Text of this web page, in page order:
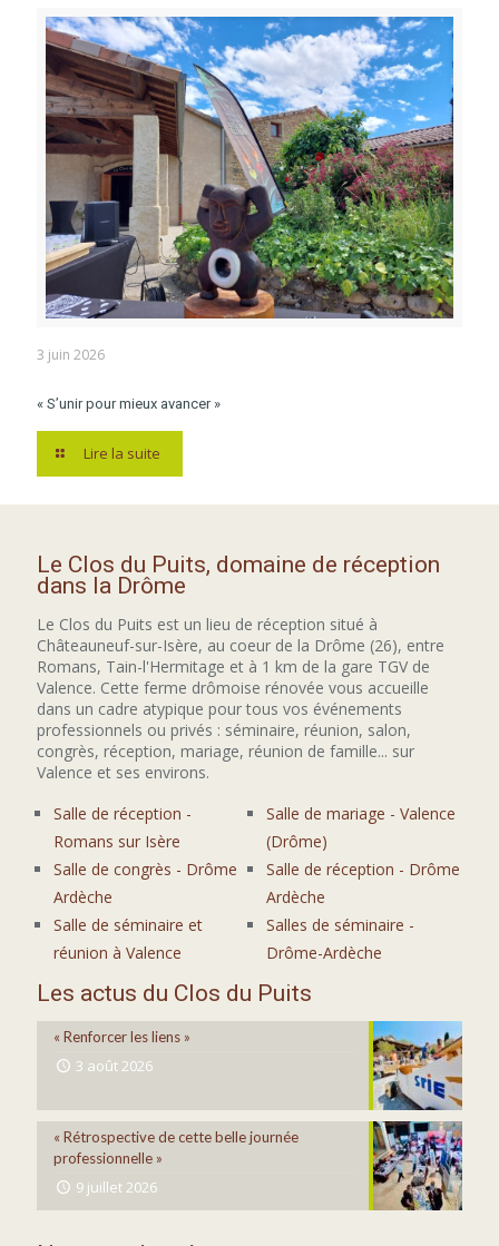
3 juin 2026
« S’unir pour mieux avancer »
Lire la suite
Le Clos du Puits, domaine de réception
dans la Drôme
Le Clos du Puits est un lieu de réception situé à
Châteauneuf-sur-Isère, au coeur de la Drôme (26), entre
Romans, Tain-l'Hermitage et à 1 km de la gare TGV de
Valence. Cette ferme drômoise rénovée vous accueille
dans un cadre atypique pour tous vos événements
professionnels ou privés : séminaire, réunion, salon,
congrès, réception, mariage, réunion de famille... sur
Valence et ses environs.
Salle de réception -
Romans sur Isère
Salle de congrès - Drôme
Ardèche
Salle de séminaire et
réunion à Valence
Salle de mariage - Valence
(Drôme)
Salle de réception - Drôme
Ardèche
Salles de séminaire -
Drôme-Ardèche
Les actus du Clos du Puits
« Renforcer les liens »
3 août 2026
« Rétrospective de cette belle journée
professionnelle »
9 juillet 2026